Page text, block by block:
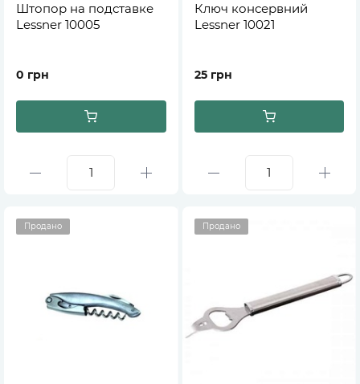
Штопор на подставке
Lessner 10005
0 грн
Ключ консервний
Lessner 10021
25 грн
Продано Продано